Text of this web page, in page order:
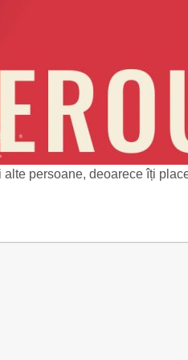
persoane, deoarece îți